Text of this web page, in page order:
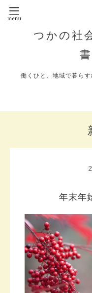
つかの社
働くひと、地域で暮ら
年末年